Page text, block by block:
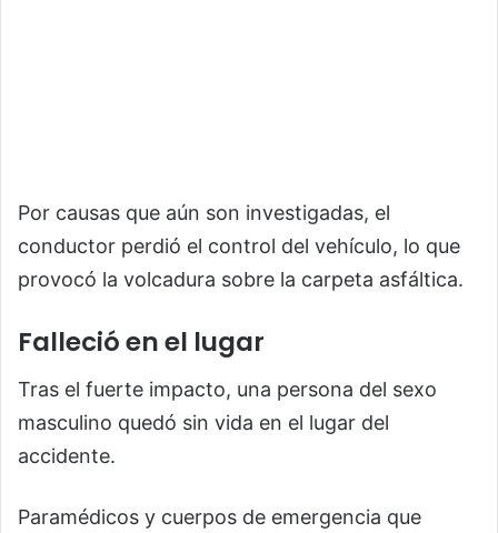
Por causas que aún son investigadas, el
conductor perdió el control del vehículo, lo que
provocó la volcadura sobre la carpeta asfáltica.
Falleció en el lugar
Tras el fuerte impacto, una persona del sexo
masculino quedó sin vida en el lugar del
accidente.
Paramédicos y cuerpos de emergencia que